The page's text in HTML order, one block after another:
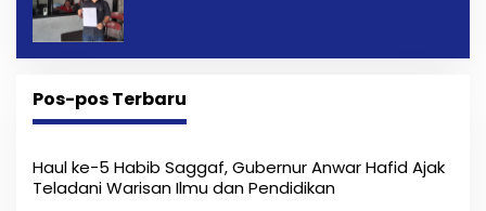
Pos-pos Terbaru
Haul ke-5 Habib Saggaf, Gubernur Anwar Hafid Ajak
Teladani Warisan Ilmu dan Pendidikan